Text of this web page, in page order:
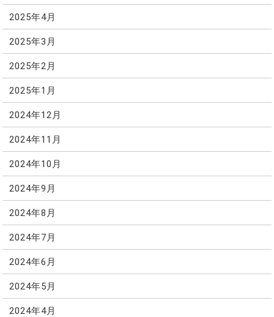
2025年4月
2025年3月
2025年2月
2025年1月
2024年12月
2024年11月
2024年10月
2024年9月
2024年8月
2024年7月
2024年6月
2024年5月
2024年4月